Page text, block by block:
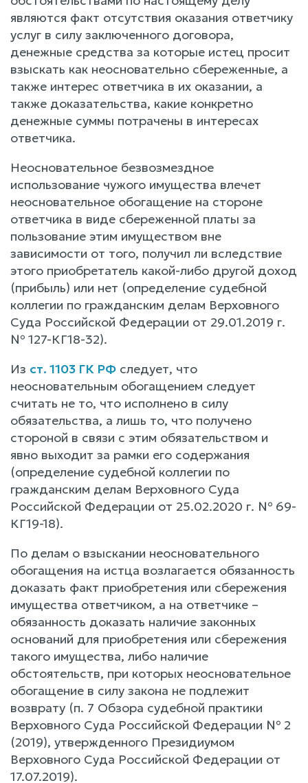
являются факт отсутствия оказания ответчику
услуг в силу заключенного договора,
денежные средства за которые истец просит
взыскать как неосновательно сбереженные, а
также интерес ответчика в их оказании, а
также доказательства, какие конкретно
денежные суммы потрачены в интересах
ответчика.
Неосновательное безвозмездное
использование чужого имущества влечет
неосновательное обогащение на стороне
ответчика в виде сбереженной платы за
пользование этим имуществом вне
зависимости от того, получил ли вследствие
этого приобретатель какой-либо другой доход
(прибыль) или нет (определение судебной
коллегии по гражданским делам Верховного
Суда Российской Федерации от 29.01.2019 г.
№ 127-КГ18-32).
Из ст. 1103 ГК РФ следует, что
неосновательным обогащением следует
считать не то, что исполнено в силу
обязательства, а лишь то, что получено
стороной в связи с этим обязательством и
явно выходит за рамки его содержания
(определение судебной коллегии по
гражданским делам Верховного Суда
Российской Федерации от 25.02.2020 г. № 69-
КГ19-18).
По делам о взыскании неосновательного
обогащения на истца возлагается обязанность
доказать факт приобретения или сбережения
имущества ответчиком, а на ответчике –
обязанность доказать наличие законных
оснований для приобретения или сбережения
такого имущества, либо наличие
обстоятельств, при которых неосновательное
обогащение в силу закона не подлежит
возврату (п. 7 Обзора судебной практики
Верховного Суда Российской Федерации № 2
(2019), утвержденного Президиумом
Верховного Суда Российской Федерации от
17.07.2019).